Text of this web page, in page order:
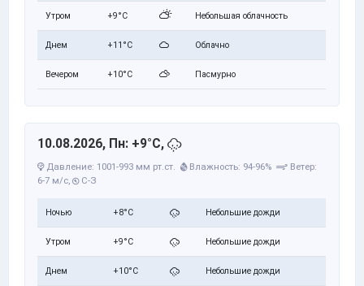
Утром +9°C Небольшая облачность
Днем +11°C Облачно
Вечером +10°C Пасмурно
10.08.2026, Пн: +9°C,
Давление: 1001-993 мм рт.ст. Влажность: 94-96%
Ветер:
6-7 м/с, С-З
Ночью +8°C Небольшие дожди
Утром +9°C Небольшие дожди
Днем +10°C Небольшие дожди